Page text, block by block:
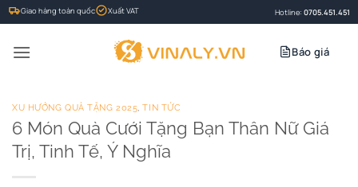
Bỏ
qua
nội
Giao hàng toàn quốc Xuất VAT Hotline: 0705.451.451
Báo giá
XU HƯỚNG QUÀ TẶNG 2025,TIN TỨC
6 Món Quà Cưới Tặng Bạn Thân Nữ Giá
Trị, Tinh Tế, Ý Nghĩa